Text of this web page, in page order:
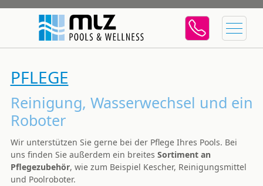
PFLEGE
Reinigung, Wasserwechsel und ein
Roboter
Wir unterstützen Sie gerne bei der Pflege Ihres Pools. Bei
uns finden Sie außerdem ein breites Sortiment an
Pflegezubehör, wie zum Beispiel Kescher, Reinigungsmittel
und Poolroboter.